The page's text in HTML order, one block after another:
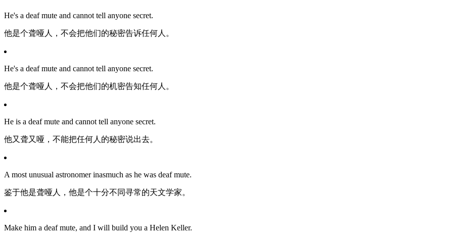
He's a deaf mute and cannot tell anyone secret.
他是个聋哑人，不会把他们的秘密告诉任何人。
He's a deaf mute and cannot tell anyone secret.
他是个聋哑人，不会把他们的机密告知任何人。
He is a deaf mute and cannot tell anyone secret.
他又聋又哑，不能把任何人的秘密说出去。
A most unusual astronomer inasmuch as he was deaf mute.
鉴于他是聋哑人，他是个十分不同寻常的天文学家。
Make him a deaf mute, and I will build you a Helen Keller.